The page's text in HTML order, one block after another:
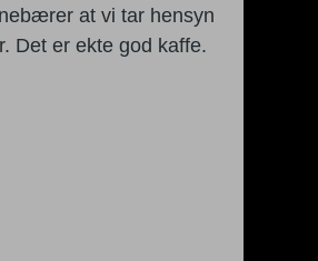
at vi tar hensyn
Det er ekte god kaffe.